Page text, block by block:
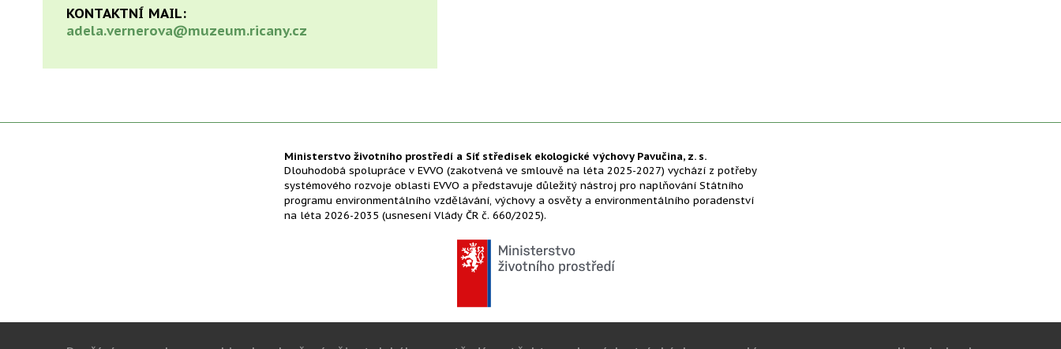
KONTAKTNÍ MAIL:
adela.vernerova@muzeum.ricany.cz
Ministerstvo životního prostředí a Síť středisek ekologické výchovy Pavučina, z. s.
Dlouhodobá spolupráce v EVVO (zakotvená ve smlouvě na léta 2025-2027) vychází z potřeby
systémového rozvoje oblasti EVVO a představuje důležitý nástroj pro naplňování Státního
programu environmentálního vzdělávání, výchovy a osvěty a environmentálního poradenství
na léta 2026-2035 (usnesení Vlády ČR č. 660/2025).